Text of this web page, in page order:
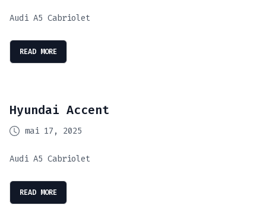
Audi A5 Cabriolet
READ MORE
Hyundai Accent
mai 17, 2025
Audi A5 Cabriolet
READ MORE